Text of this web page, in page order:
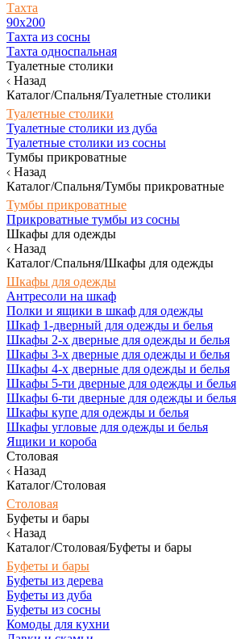
Тахта
90х200
Тахта из сосны
Тахта односпальная
Туалетные столики
Назад
Каталог/Спальня/Туалетные столики
Туалетные столики
Туалетные столики из дуба
Туалетные столики из сосны
Тумбы прикроватные
Назад
Каталог/Спальня/Тумбы прикроватные
Тумбы прикроватные
Прикроватные тумбы из сосны
Шкафы для одежды
Назад
Каталог/Спальня/Шкафы для одежды
Шкафы для одежды
Антресоли на шкаф
Полки и ящики в шкаф для одежды
Шкаф 1-дверный для одежды и белья
Шкафы 2-х дверные для одежды и белья
Шкафы 3-х дверные для одежды и белья
Шкафы 4-х дверные для одежды и белья
Шкафы 5-ти дверные для одежды и белья
Шкафы 6-ти дверные для одежды и белья
Шкафы купе для одежды и белья
Шкафы угловые для одежды и белья
Ящики и короба
Столовая
Назад
Каталог/Столовая
Столовая
Буфеты и бары
Назад
Каталог/Столовая/Буфеты и бары
Буфеты и бары
Буфеты из дерева
Буфеты из дуба
Буфеты из сосны
Комоды для кухни